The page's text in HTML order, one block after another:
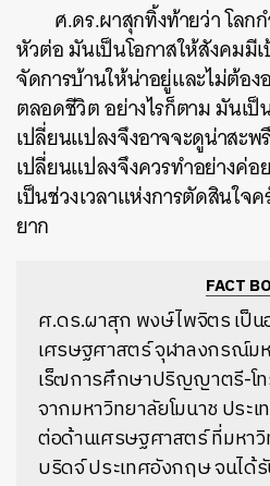
ศ.ดร.ผาสุกทิ้งท้ายว่า โลก
หัวต่อ มันเป็นโอกาสให้สังคมมี
จัดการบ้านให้น่าอยู่และไม่ต้อ
ตลอดชีวิต อย่างไรก็ตาม มันเป็
เปลี่ยนแปลงจึงอาจจะดูน่าสะพ
เปลี่ยนแปลงจึงควรทำอย่างค่อ
เป็นช่วงเวลาแห่งการตัดสินใจ
ยาก
FACT
ศ.ดร.ผาสุก พงษ์ไพจิตร เป็
เศรษฐศาสตร์ จุฬาลงกรณ์ม
เร็๗การศึกษาปริญญาตรี-โ
จากมหาวิทยาลัยโมนาช ประเ
ต่อด้านเศรษฐศาสตร์ ที่มหา
บริดจ์ ประเทศอังกฤษ จนไ